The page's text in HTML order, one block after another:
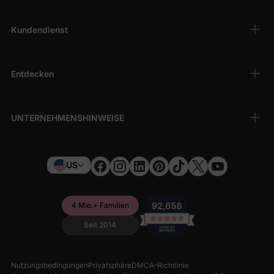
Kundendienst
Entdecken
UNTERNEHMENSHINWEISE
US
4 Mio.+ Familien
Seit 2014
NutzungsbedingungenPrivatsphäreDMCA-Richtlinie